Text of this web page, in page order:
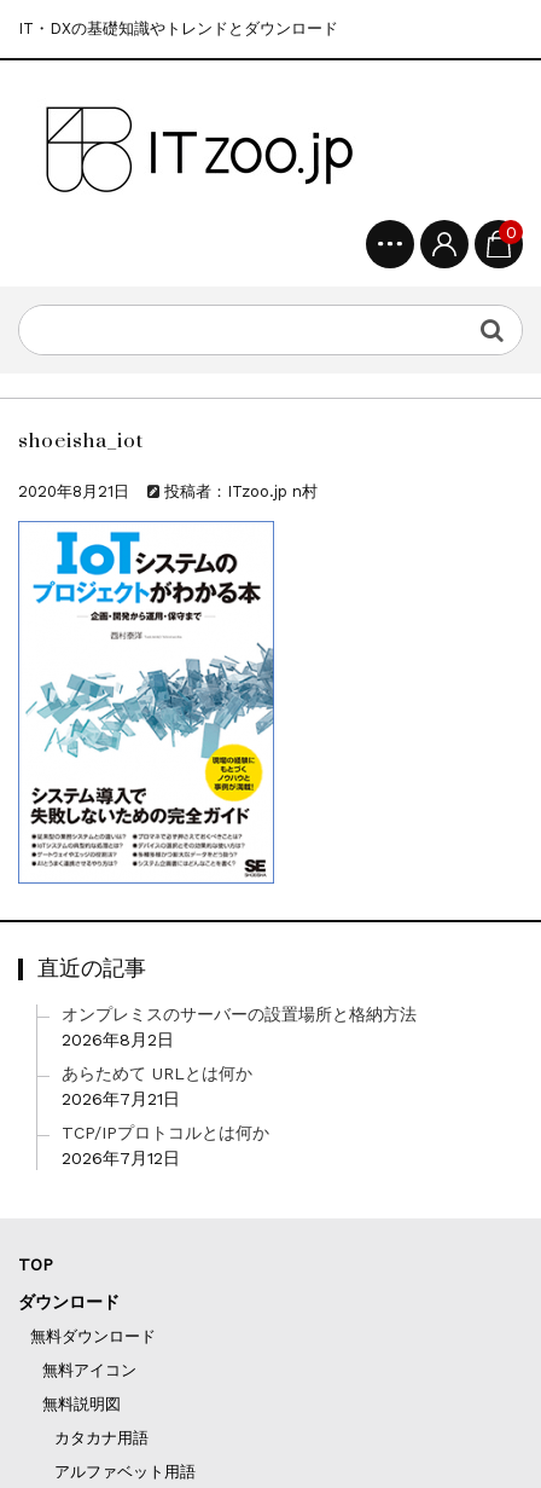
IT・DXの基礎知識やトレンドとダウンロード
0
shoeisha_iot
2020年8月21日 投稿者：ITzoo.jp n村
直近の記事
オンプレミスのサーバーの設置場所と格納方法
2026年8月2日
あらためて URLとは何か
2026年7月21日
TCP/IPプロトコルとは何か
2026年7月12日
TOP
ダウンロード
無料ダウンロード
無料アイコン
無料説明図
カタカナ用語
アルファベット用語